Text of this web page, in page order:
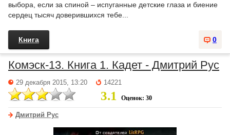
выбора, если за спиной – испуганные детские глаза и биение
сердец тысяч доверившихся тебе...
0
Книга
Комэск-13. Книга 1. Кадет - Дмитрий Рус
29 декабря 2015, 13:20 14221
3.1 Оценок: 30
Дмитрий Рус